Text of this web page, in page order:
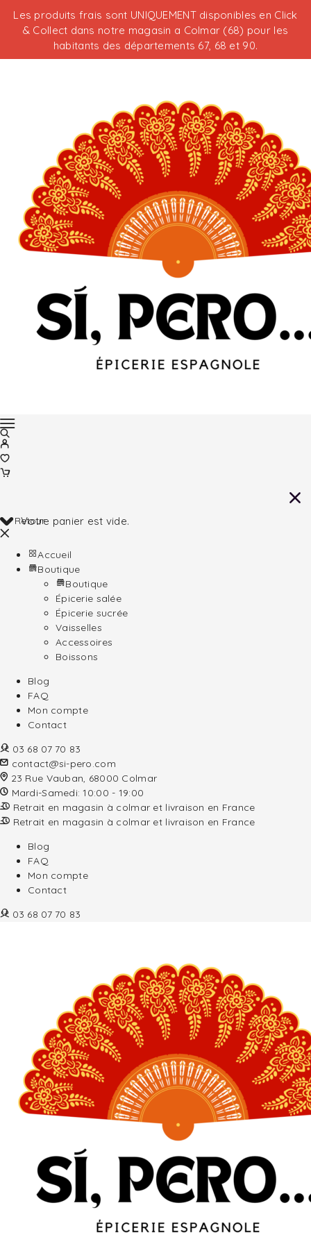
Les produits frais sont UNIQUEMENT disponibles en Click
& Collect dans notre magasin a Colmar (68) pour les
habitants des départements 67, 68 et 90.
Votre panier est vide.
Retour
Accueil
Boutique
Boutique
Épicerie salée
Épicerie sucrée
Vaisselles
Accessoires
Boissons
Blog
FAQ
Mon compte
Contact
03 68 07 70 83
contact@si-pero.com
23 Rue Vauban, 68000 Colmar
Mardi-Samedi: 10:00 - 19:00
Retrait en magasin à colmar et livraison en France
Retrait en magasin à colmar et livraison en France
Blog
FAQ
Mon compte
Contact
03 68 07 70 83